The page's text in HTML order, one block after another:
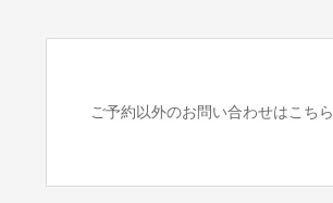
ご予約以外のお問い合わせはこちら